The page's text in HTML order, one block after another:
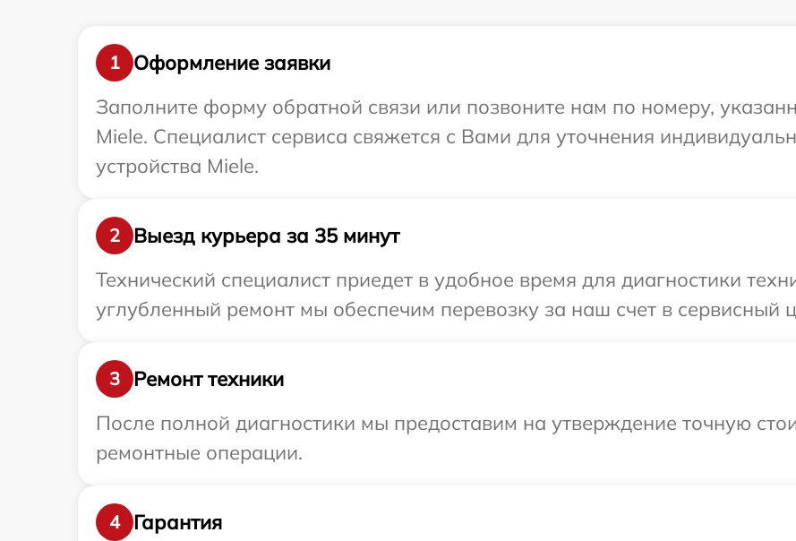
1
Оформление заявки
Заполните форму обратной связи или позвоните нам по номеру,
Miele. Специалист сервиса свяжется с Вами для уточнения
устройства Miele.
2
Выезд курьера за 35 минут
Технический специалист приедет в удобное время для диагностики
углубленный ремонт мы обеспечим перевозку за наш счет в сервисный
3
Ремонт техники
После полной диагностики мы предоставим на утверждение точную
ремонтные операции.
4
Гарантия